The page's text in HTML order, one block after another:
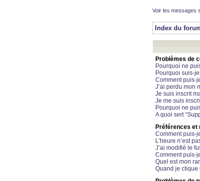
Voir les messages
Index du
Problèmes de
Pourquoi ne
Pourquoi suis-
Comment puis-
J’ai perdu mon
Je suis inscrit
Je me suis
Pourquoi ne
A quoi sert
Préférences et
Comment puis-
L’heure n’est
J’ai modifié le
Comment puis-
Quel est mon
Quand je clique